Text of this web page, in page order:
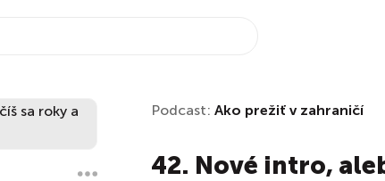
Podcast: Ako prežiť v zahraničí
42. Nové intro,